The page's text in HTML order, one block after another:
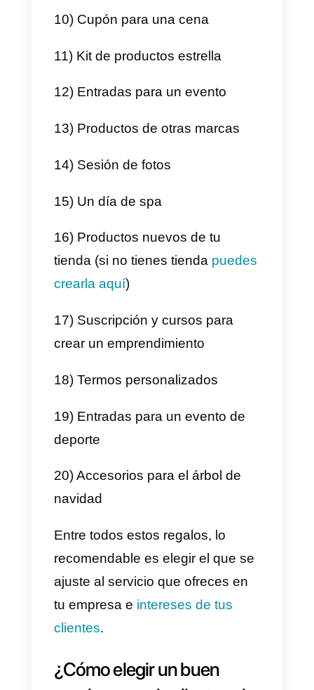
1) Una libreta para el 2023
2) Llaveros personalizados
3) Arreglo con dulces navideños
6) Chocolates
7) Tazas personalizadas
8) Case para teléfono con los
colores de tu marca
10) Cupón para una cena
11) Kit de productos estrella
12) Entradas para un evento
13) Productos de otras marcas
15) Un día de spa